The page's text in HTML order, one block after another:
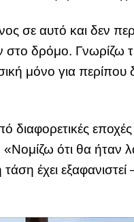
σε αυτό και δεν
στο δρόμο. Γνωρίζω
μόνο για περίπου
εποχές
«Νομίζω ότι θα
έχει εξαφανιστεί